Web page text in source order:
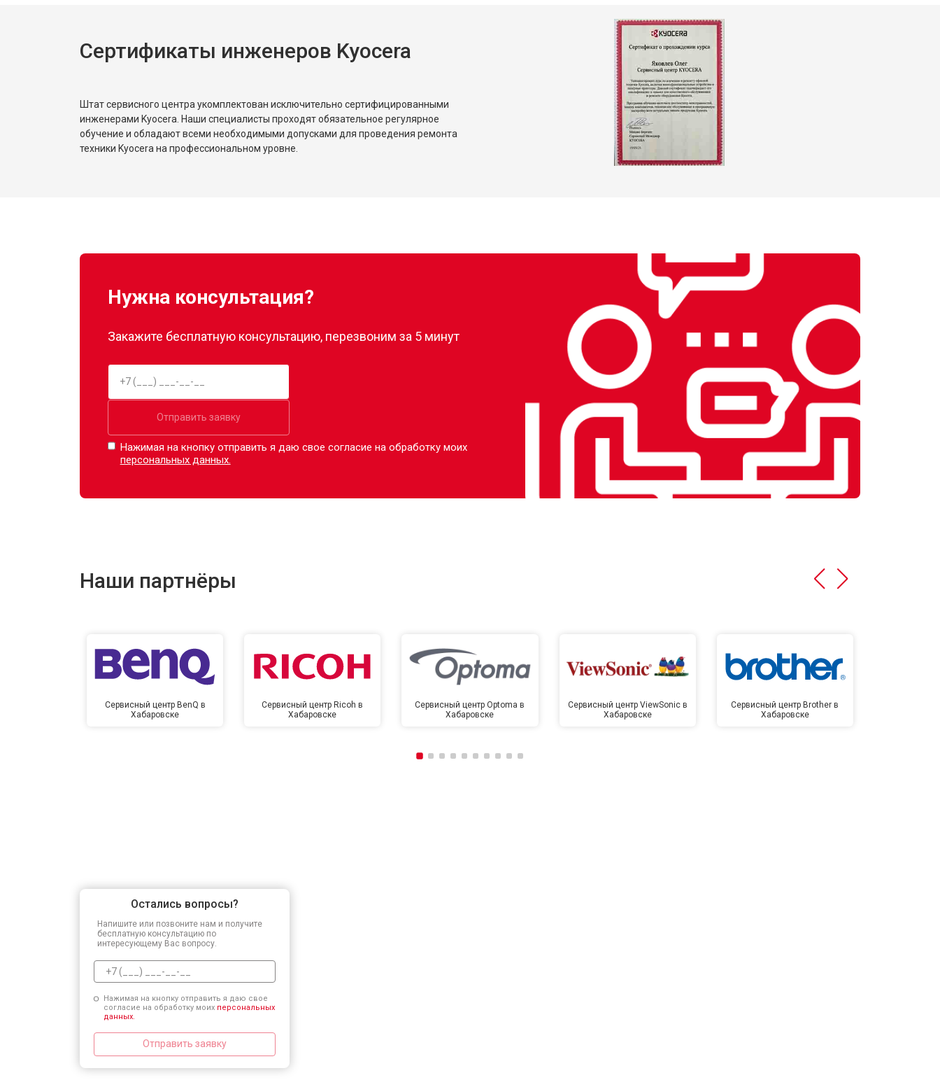
Замена блока питания от 2300 ₽
Замена вала от 2600 ₽
Сертификаты инженеров Kyocera
Штат сервисного центра укомплектован исключительно сертифицированными
инженерами Kyocera. Наши специалисты проходят обязательное регулярное
обучение и обладают всеми необходимыми допусками для проведения ремонта
техники Kyocera на профессиональном уровне.
Нужна консультация?
Закажите бесплатную консультацию, перезвоним за 5 минут
Отправить заявку
Нажимая на кнопку отправить я даю свое согласие на обработку моих
персональных данных.
Наши партнёры
Сервисный центр BenQ в
Хабаровске
Сервисный центр Ricoh в
Хабаровске
Сервисный центр Optoma в
Хабаровске
Сервисный центр ViewSonic в
Хабаровске
Сервисный центр Brother в
Хабаровске
Остались вопросы?
Напишите или позвоните нам и получите
бесплатную консультацию по
интересующему Вас вопросу.
Нажимая на кнопку отправить я даю свое
согласие на обработку моих персональных
данных.
Отправить заявку